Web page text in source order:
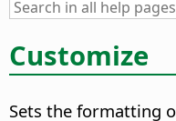
Customize
Sets the formatting